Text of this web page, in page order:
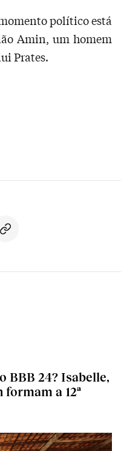
político está
Amin, um homem
Prates.
BBB 24? Isabelle,
formam a 12ª